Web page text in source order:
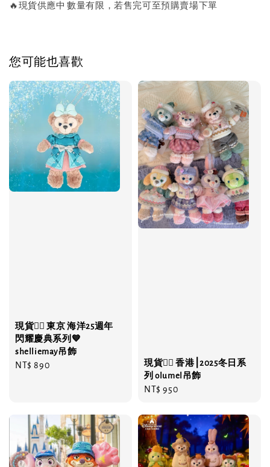
🔥現貨供應中 數量有限，若售完可至預購賣場下單
您可能也喜歡
現貨❤️‍🔥 東京 海洋25週年
閃耀慶典系列💙
shelliemay吊飾
Regular
NT$ 890
現貨❤️‍🔥 香港⎮2025冬日系
列 olumel吊飾
Regular
NT$ 950